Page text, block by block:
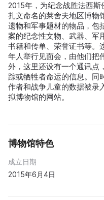
2015年，为纪念战胜法西
扎文命名的莱舍夫地区博物
遗物和军事题材的物品，包
案的纪念性文物、武器、军
书籍和传单、荣誉证书等。
年人举行见面会，由他们把
外，这里还设有一个通讯点
踪或牺牲者命运的信息。同
作者和战争儿童的数据被录
拟博物馆的网站。
博物馆特色
成立日期
2015年6月4日